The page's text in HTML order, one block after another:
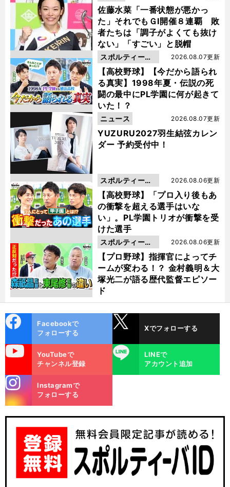
佐藤水菜「一番状態が悪かっ
た」それでもＧⅠ開催８連覇 敗
者たちは「調子がよくても抜け
ない」「すごい」と脱帽
【高校野球】【今だから語られ
る真実】1998年夏・伝説の死
闘の最中にPL学園に何が起きて
いた！？
2026.08.07更新
スポルティーバ
動画
YUZURU2027羽生結弦カレン
ダー 予約受付中！
2026.08.07更新
ニュース
【高校野球】「プロ入り後もあ
の衝撃を超える選手はいな
い」。PL学園トリオが衝撃を受
けた選手
2026.08.06更新
スポルティーバ
動画
【プロ野球】指揮官によってチ
ームが変わる！？ 金村義明＆大
塚光二が語る歴代監督エピソー
ド
2026.08.06更新
スポルティーバ
動画
ok
Facebookで
フォローする
Xでフォローする
YouTubeで
チャンネル登録
LINE
LINEで
アカウント追加
m
Instagramで
フォローする